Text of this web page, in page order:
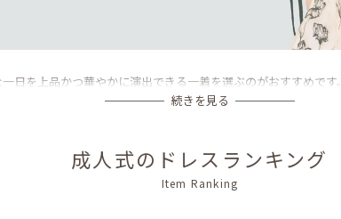
日を上品かつ華やかに演出できる一着を選ぶのがおすすめです。
続きを見る
成人式のドレスランキング
Item Ranking